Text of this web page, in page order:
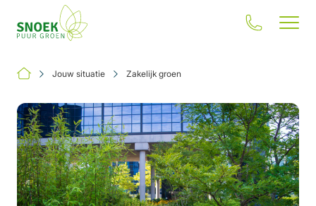
Jouw situatie
Onze oplossingen
Jouw situatie Zakelijk groen